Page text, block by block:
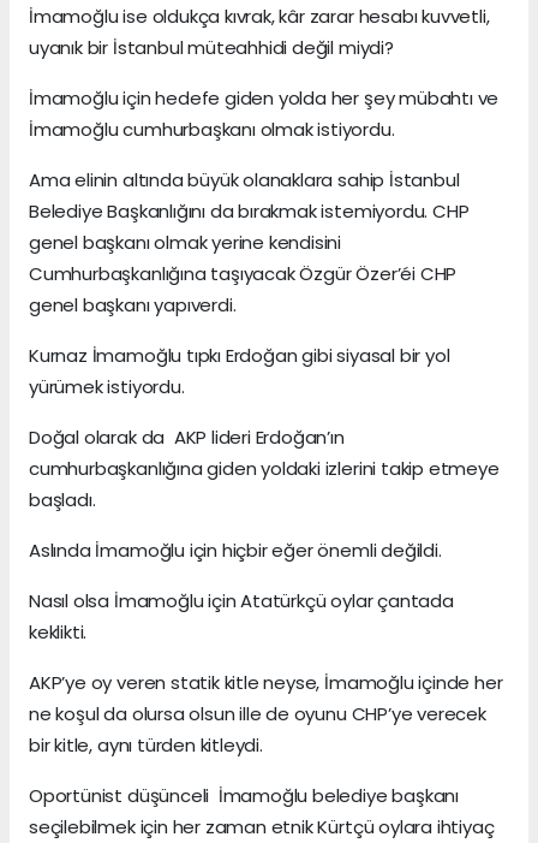
İmamoğlu ise oldukça kıvrak, kâr zarar hesabı kuvvetli,
uyanık bir İstanbul müteahhidi değil miydi?
İmamoğlu için hedefe giden yolda her şey mübahtı ve
İmamoğlu cumhurbaşkanı olmak istiyordu.
Ama elinin altında büyük olanaklara sahip İstanbul
Belediye Başkanlığını da bırakmak istemiyordu. CHP
genel başkanı olmak yerine kendisini
Cumhurbaşkanlığına taşıyacak Özgür Özer’éi CHP
genel başkanı yapıverdi.
Kurnaz İmamoğlu tıpkı Erdoğan gibi siyasal bir yol
yürümek istiyordu.
Doğal olarak da AKP lideri Erdoğan’ın
cumhurbaşkanlığına giden yoldaki izlerini takip etmeye
başladı.
Aslında İmamoğlu için hiçbir eğer önemli değildi.
Nasıl olsa İmamoğlu için Atatürkçü oylar çantada
keklikti.
AKP’ye oy veren statik kitle neyse, İmamoğlu içinde her
ne koşul da olursa olsun ille de oyunu CHP’ye verecek
bir kitle, aynı türden kitleydi.
Oportünist düşünceli İmamoğlu belediye başkanı
seçilebilmek için her zaman etnik Kürtçü oylara ihtiyaç